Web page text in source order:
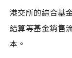
港交所的綜合基
結算等基金銷售
本。